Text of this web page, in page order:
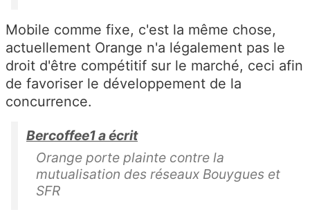
Mobile comme fixe, c'est la même chose,
actuellement Orange n'a légalement pas le
droit d'être compétitif sur le marché, ceci afin
de favoriser le développement de la
concurrence.
Bercoffee1 a écrit
Orange porte plainte contre la
mutualisation des réseaux Bouygues et
SFR